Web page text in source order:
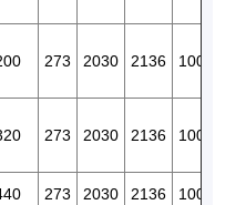
273 2030 2136 100
273 2030 2136 100
273 2030 2136 100